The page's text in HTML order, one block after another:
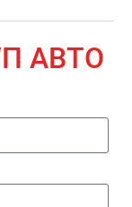
АВТО